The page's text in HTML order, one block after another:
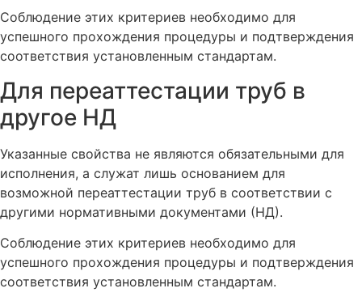
Соблюдение этих критериев необходимо для
успешного прохождения процедуры и подтверждения
соответствия установленным стандартам.
Для переаттестации труб в
другое НД
Указанные свойства не являются обязательными для
исполнения, а служат лишь основанием для
возможной переаттестации труб в соответствии с
другими нормативными документами (НД).
Соблюдение этих критериев необходимо для
успешного прохождения процедуры и подтверждения
соответствия установленным стандартам.